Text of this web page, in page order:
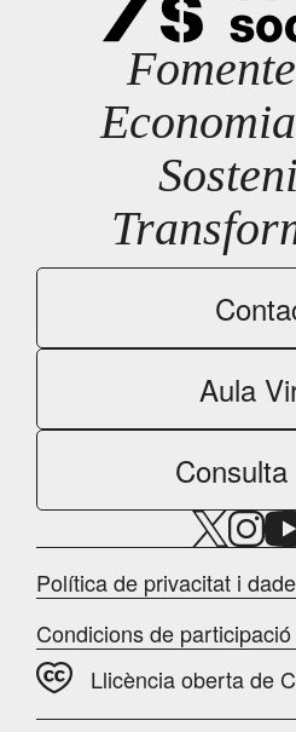
Aula
Política de privacitat i
Condicions de participació
Llicència oberta de